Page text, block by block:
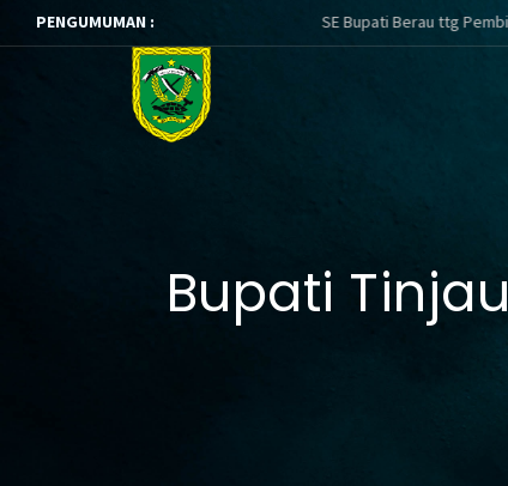
PENGUMUMAN : SE Bupati Berau ttg Pembinaan dan
Bupati